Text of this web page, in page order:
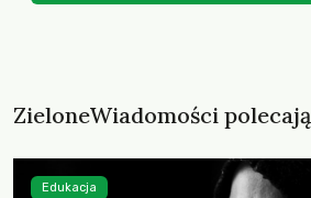
ZieloneWiadomości polecają
Edukacja